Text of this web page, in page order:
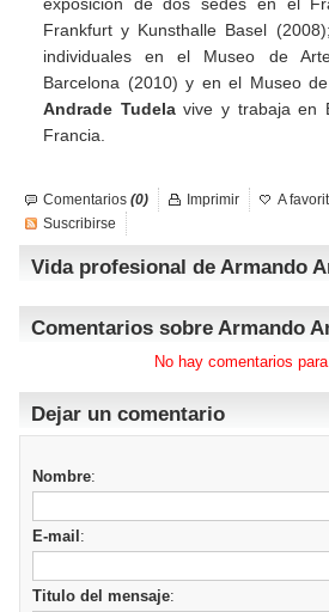
Frankfurt y Kunsthalle Basel
individuales en el Museo de
Barcelona (2010) y en el Museo
Andrade Tudelavive y trabaja en
Francia.
Comentarios (0) Imprimir
A
Suscribirse
Vida profesional de Armando
Comentarios sobre Armando
No hay comentarios
Dejar un comentario
Nombre:
E-mail :
Titulo del mensaje: